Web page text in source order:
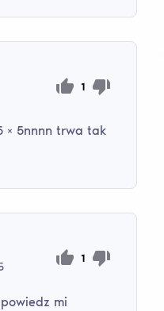
1
× 5nnnn trwa tak
1
mi